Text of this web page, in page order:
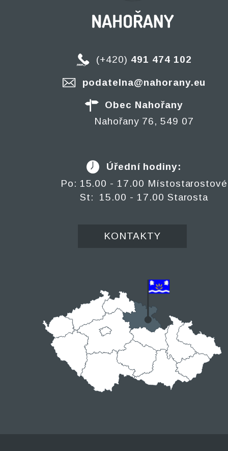
(+420) 491 474 102
podatelna@nahorany.eu
Obec Nahořany
Nahořany 76, 549 07
Úřední hodiny:
Po: 15.00 - 17.00 Místostarostové
St: 15.00 - 17.00 Starosta
KONTAKTY